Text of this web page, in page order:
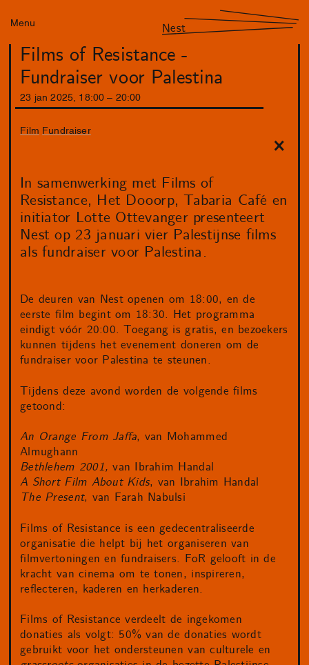
Menu Nest
Films of Resistance -
Fundraiser voor Palestina
23 jan 2025 18 :00 20:00
Film Fundraiser
In samenwerking met Films of
Resistance, Het Dooorp, Tabaria Café en
initiator Lotte Ottevanger presenteert
Nest op 23 januari vier Palestijnse films
als fundraiser voor Palestina.
De deuren van Nest openen om 18:00, en de
eerste film begint om 18:30. Het programma
eindigt vóór 20:00. Toegang is gratis, en bezoekers
kunnen tijdens het evenement doneren om de
fundraiser voor Palestina te steunen.
Tijdens deze avond worden de volgende films
getoond:
An Orange From Jaffa, van Mohammed
Almughann
Bethlehem 2001, van Ibrahim Handal
A Short Film About Kids, van Ibrahim Handal
The Present, van Farah Nabulsi
Films of Resistance is een gedecentraliseerde
organisatie die helpt bij het organiseren van
filmvertoningen en fundraisers. FoR gelooft in de
kracht van cinema om te tonen, inspireren,
reflecteren, kaderen en herkaderen.
Films of Resistance verdeelt de ingekomen
donaties als volgt: 50% van de donaties wordt
gebruikt voor het ondersteunen van culturele en